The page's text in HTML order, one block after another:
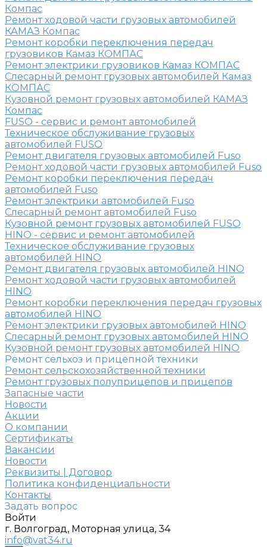
Компас
Ремонт ходовой части грузовых автомобилей
КАМАЗ Компас
Ремонт коробки переключения передач
грузовиков Камаз КОМПАС
Ремонт электрики грузовиков Камаз КОМПАС
Слесарный ремонт грузовых автомобилей Камаз
КОМПАС
Кузовной ремонт грузовых автомобилей КАМАЗ
Компас
FUSO - сервис и ремонт автомобилей
Техническое обслуживание грузовых
автомобилей FUSO
Ремонт двигателя грузовых автомобилей Fuso
Ремонт ходовой части грузовых автомобилей Fuso
Ремонт коробки переключения передач
автомобилей Fuso
Ремонт электрики автомобилей Fuso
Слесарный ремонт автомобилей Fuso
Кузовной ремонт грузовых автомобилей FUSO
HINO - сервис и ремонт автомобилей
Техническое обслуживание грузовых
автомобилей HINO
Ремонт двигателя грузовых автомобилей HINO
Ремонт ходовой части грузовых автомобилей
HINO
Ремонт коробки переключения передач грузовых
автомобилей HINO
Ремонт электрики грузовых автомобилей HINO
Слесарный ремонт грузовых автомобилей HINO
Кузовной ремонт грузовых автомобилей HINO
Ремонт сельхоз и прицепной техники
Ремонт сельскохозяйственной техники
Ремонт грузовых полуприцепов и прицепов
Запасные части
Новости
Акции
О компании
Сертификаты
Вакансии
Новости
Реквизиты | Договор
Политика конфиденциальности
Контакты
Задать вопрос
Войти
г. Волгоград, Моторная улица, 34
info@vat34.ru